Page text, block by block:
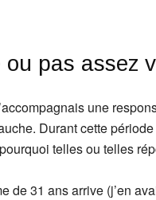
pas assez
une
Durant cette
telles ou telles
de 31 ans arrive (j’en